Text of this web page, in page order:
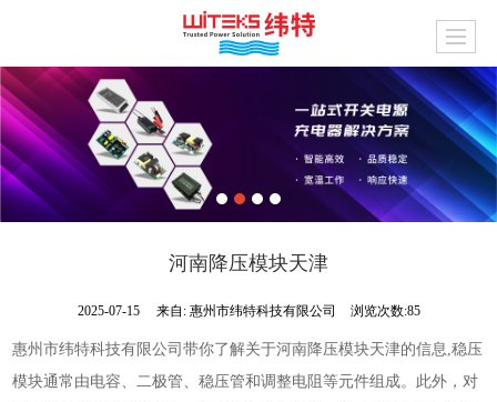
河南降压模块天津
2025-07-15 来自: 惠州市纬特科技有限公司 浏览次数:85
惠州市纬特科技有限公司带你了解关于河南降压模块天津的信息,稳压
模块通常由电容、二极管、稳压管和调整电阻等元件组成。此外，对